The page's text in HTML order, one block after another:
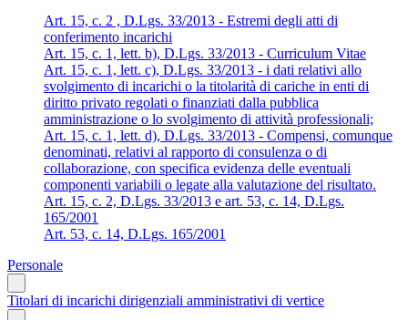
Art. 15, c. 2 , D.Lgs. 33/2013 - Estremi degli atti di
conferimento incarichi
Art. 15, c. 1, lett. b), D.Lgs. 33/2013 - Curriculum Vitae
Art. 15, c. 1, lett. c), D.Lgs. 33/2013 - i dati relativi allo
svolgimento di incarichi o la titolarità di cariche in enti di
diritto privato regolati o finanziati dalla pubblica
amministrazione o lo svolgimento di attività professionali;
Art. 15, c. 1, lett. d), D.Lgs. 33/2013 - Compensi, comunque
denominati, relativi al rapporto di consulenza o di
collaborazione, con specifica evidenza delle eventuali
componenti variabili o legate alla valutazione del risultato.
Art. 15, c. 2, D.Lgs. 33/2013 e art. 53, c. 14, D.Lgs.
165/2001
Art. 53, c. 14, D.Lgs. 165/2001
Personale
Titolari di incarichi dirigenziali amministrativi di vertice